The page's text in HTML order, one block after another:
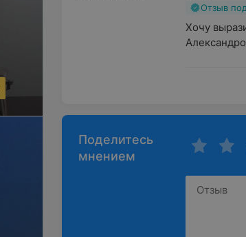
Отзыв
Хочу
Поделитесь
мнением